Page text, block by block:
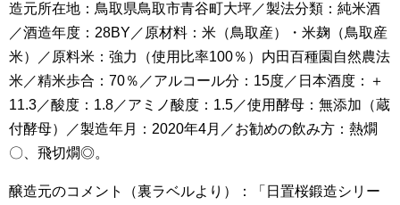
造元所在地：鳥取県鳥取市青谷町大坪／製法分類：純米酒
／酒造年度：28BY／原材料：米（鳥取産）・米麹（鳥取産
米）／原料米：強力（使用比率100％）内田百種園自然農法
米／精米歩合：70％／アルコール分：15度／日本酒度：＋
11.3／酸度：1.8／アミノ酸度：1.5／使用酵母：無添加（蔵
付酵母）／製造年月：2020年4月／お勧めの飲み方：熱燗
〇、飛切燗◎。
醸造元のコメント（裏ラベルより）：「日置桜鍛造シリー